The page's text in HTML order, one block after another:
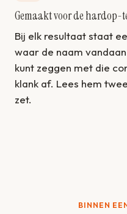
Gemaakt voor de hardop-
Bij elk resultaat staat
waar de naam
kunt zeggen met die
klank af. Lees hem
zet.
BINNEN